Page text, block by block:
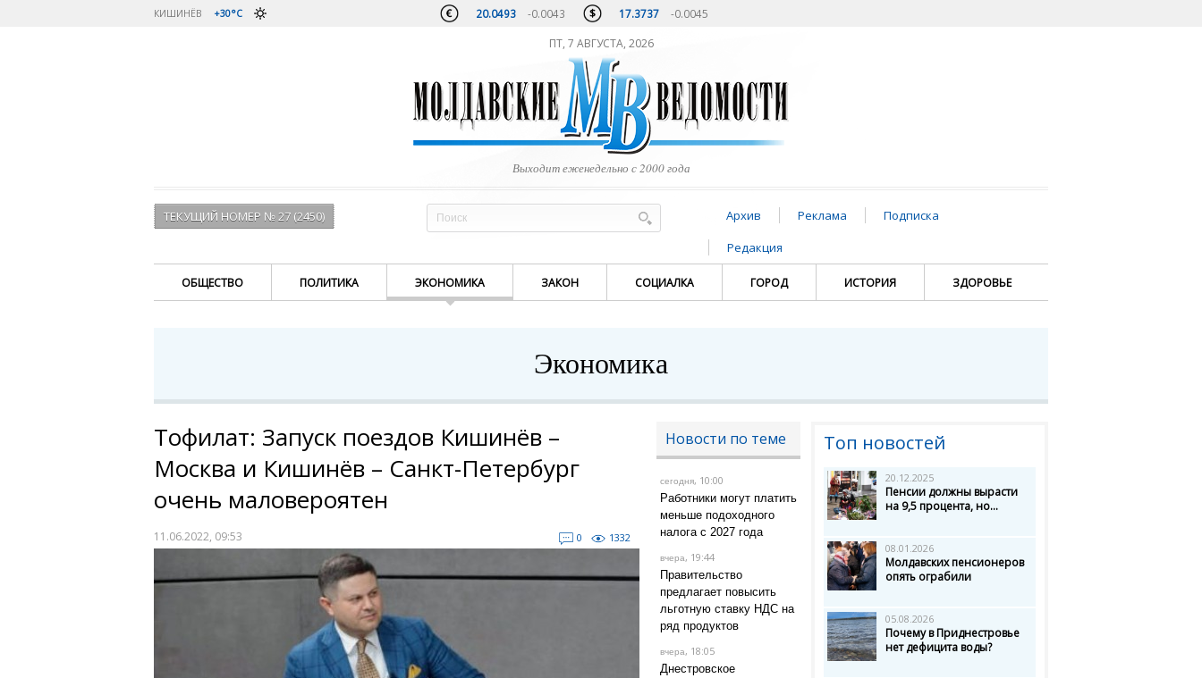
КИШИНЁВ +30°C 20.0493 -0.0043 17.3737 -0.0045
ПТ, 7 АВГУСТА, 2026
Выходит еженедельно с 2000 года
ТЕКУЩИЙ НОМЕР № 27 (2450) Архив Реклама
Подписка
Редакция
ОБЩЕСТВО ПОЛИТИКА ЭКОНОМИКА ЗАКОН СОЦИАЛКА ГОРОД ИСТОРИЯ ЗДОРОВЬЕ
Экономика
Тофилат: Запуск поездов Кишинёв –
Москва и Кишинёв – Санкт-Петербург
очень маловероятен
11.06.2022, 09:53 0 1332
Новости по теме
сегодня, 10:00
Работники могут платить
меньше подоходного
налога с 2027 года
вчера, 19:44
Правительство
предлагает повысить
льготную ставку НДС на
ряд продуктов
вчера, 18:05
Днестровское
Топ новостей
20.12.2025
Пенсии должны вырасти
на 9,5 процента, но...
08.01.2026
Молдавских пенсионеров
опять ограбили
05.08.2026
Почему в Приднестровье
нет дефицита воды?